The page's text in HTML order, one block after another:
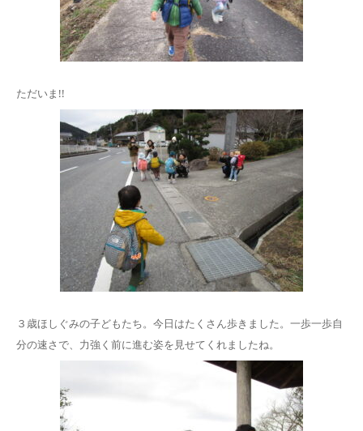
ただいま!!
３歳ほしぐみの子どもたち。今日はたくさん歩きました。一歩一歩自
分の速さで、力強く前に進む姿を見せてくれましたね。